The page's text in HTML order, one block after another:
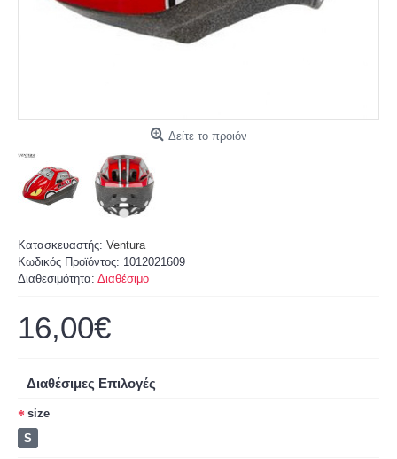
Δείτε το προιόν
Κατασκευαστής: Ventura
Κωδικός Προϊόντος: 1012021609
Διαθεσιμότητα: Διαθέσιμο
16,00€
Διαθέσιμες Επιλογές
size
S